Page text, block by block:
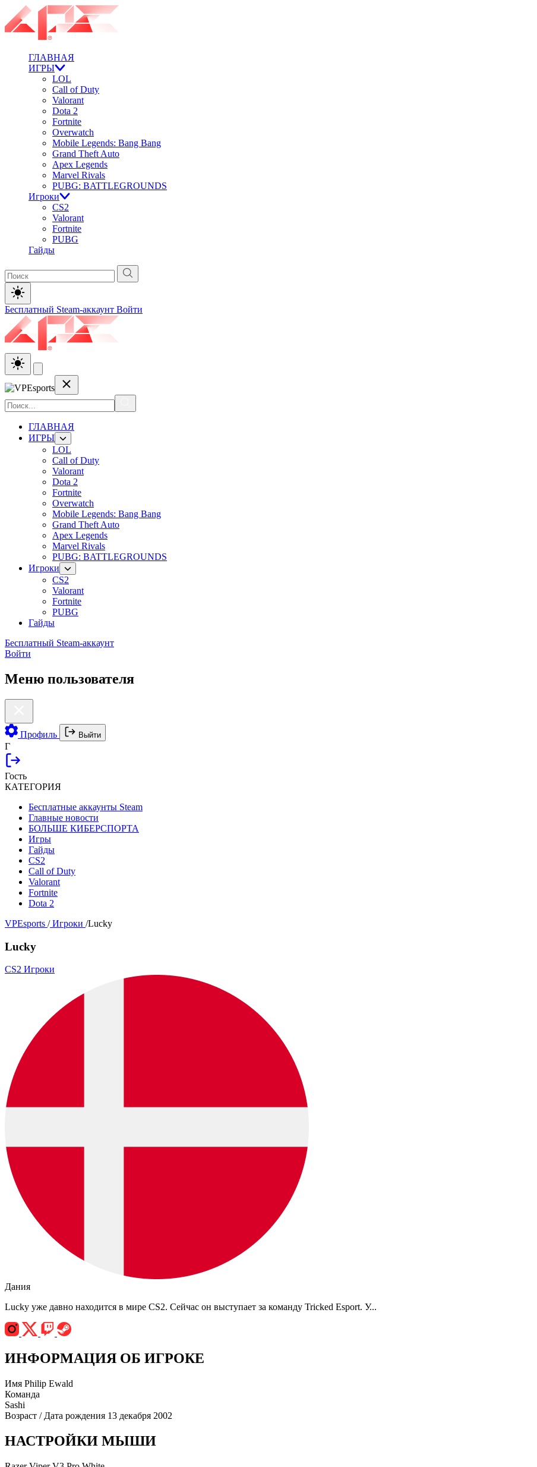
ГЛАВНАЯ
ИГРЫ
LOL
Call of Duty
Valorant
Dota 2
Fortnite
Overwatch
Mobile Legends: Bang Bang
Grand Theft Auto
Apex Legends
Marvel Rivals
PUBG: BATTLEGROUNDS
Игроки
CS2
Valorant
Fortnite
PUBG
Гайды
Бесплатный Steam-аккаунт Войти
ГЛАВНАЯ
ИГРЫ
LOL
Call of Duty
Valorant
Dota 2
Fortnite
Overwatch
Mobile Legends: Bang Bang
Grand Theft Auto
Apex Legends
Marvel Rivals
PUBG: BATTLEGROUNDS
Игроки
CS2
Valorant
Fortnite
PUBG
Гайды
Бесплатный Steam-аккаунт
Войти
Меню пользователя
Профиль Выйти
Г
Гость
КАТЕГОРИЯ
Бесплатные аккаунты Steam
Главные новости
БОЛЬШЕ КИБЕРСПОРТА
Игры
Гайды
CS2
Call of Duty
Valorant
Fortnite
Dota 2
VPEsports / Игроки /Lucky
Lucky
CS2 Игроки
Дания
Lucky уже давно находится в мире CS2. Сейчас он выступает за команду Tricked Esport. У...
ИНФОРМАЦИЯ ОБ ИГРОКЕ
Имя Philip Ewald
Команда
Sashi
Возраст / Дата рождения 13 декабря 2002
НАСТРОЙКИ МЫШИ